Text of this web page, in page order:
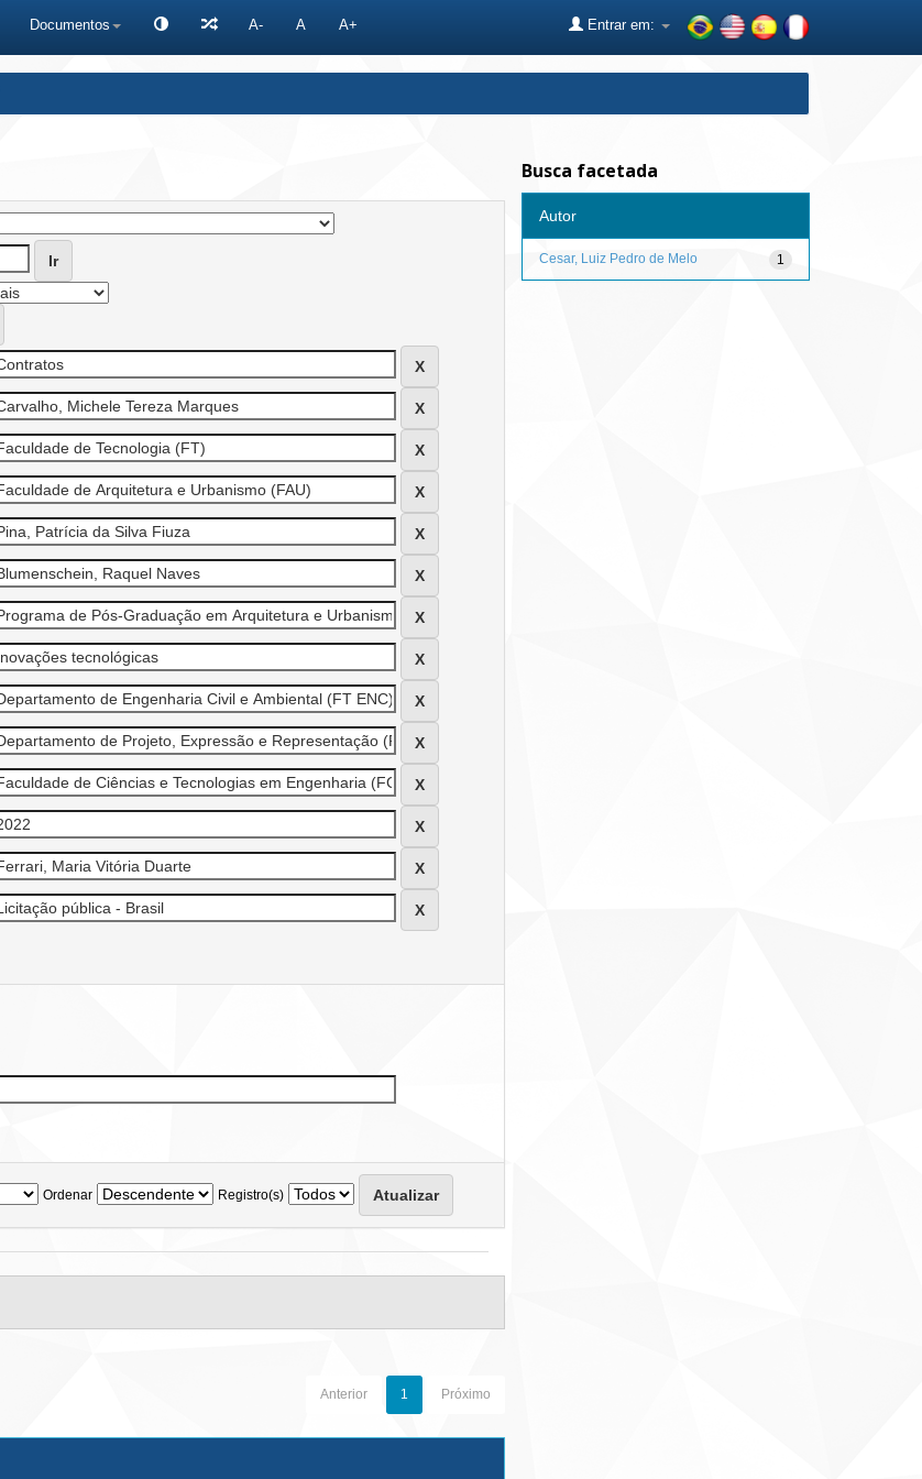
Documentos A- A A+ Entrar em:
Ordenar Registro(s)
Anterior 1 Próximo
Busca facetada
Autor
1
Cesar, Luiz Pedro de Melo